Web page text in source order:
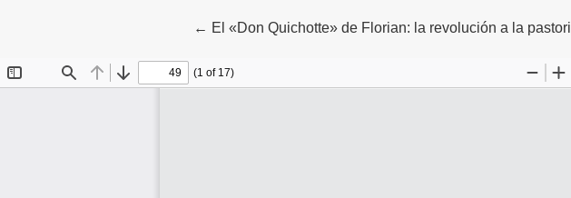
← Volver a los detalles del artículo
El «Don Quichotte» de Florian: la revolución a la pastoril